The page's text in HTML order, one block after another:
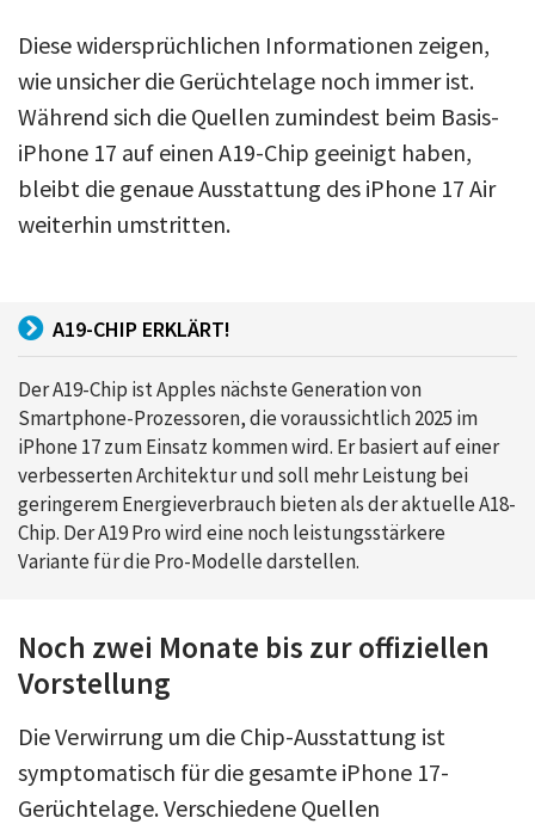
Diese widersprüchlichen Informationen zeigen,
wie unsicher die Gerüchtelage noch immer ist.
Während sich die Quellen zumindest beim Basis-
iPhone 17 auf einen A19-Chip geeinigt haben,
bleibt die genaue Ausstattung des iPhone 17 Air
weiterhin umstritten.
A19-CHIP ERKLÄRT!
Der A19-Chip ist Apples nächste Generation von
Smartphone-Prozessoren, die voraussichtlich 2025 im
iPhone 17 zum Einsatz kommen wird. Er basiert auf einer
verbesserten Architektur und soll mehr Leistung bei
geringerem Energieverbrauch bieten als der aktuelle A18-
Chip. Der A19 Pro wird eine noch leistungsstärkere
Variante für die Pro-Modelle darstellen.
Noch zwei Monate bis zur offiziellen
Vorstellung
Die Verwirrung um die Chip-Ausstattung ist
symptomatisch für die gesamte iPhone 17-
Gerüchtelage. Verschiedene Quellen